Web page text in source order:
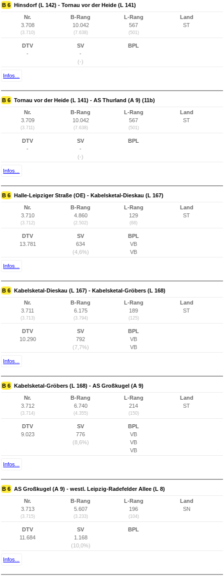
B 6 Hinsdorf (L 142) - Tornau vor der Heide (L 141)
Nr.
3.708
(3.710)
B-Rang
10.042
(7.638)
L-Rang
567
(501)
Land
ST
DTV
-
SV
-
(-)
BPL
Infos...
B 6 Tornau vor der Heide (L 141) - AS Thurland (A 9) (11b)
Nr.
3.709
(3.711)
B-Rang
10.042
(7.638)
L-Rang
567
(501)
Land
ST
DTV
-
SV
-
(-)
BPL
Infos...
B 6 Halle-Leipziger Straße (OE) - Kabelsketal-Dieskau (L 167)
Nr.
3.710
(3.712)
B-Rang
4.860
(2.502)
L-Rang
129
(68)
Land
ST
DTV
13.781
SV
634
(4,6%)
BPL
VB
VB
Infos...
B 6 Kabelsketal-Dieskau (L 167) - Kabelsketal-Gröbers (L 168)
Nr.
3.711
(3.713)
B-Rang
6.175
(3.794)
L-Rang
189
(125)
Land
ST
DTV
10.290
SV
792
(7,7%)
BPL
VB
VB
Infos...
B 6 Kabelsketal-Gröbers (L 168) - AS Großkugel (A 9)
Nr.
3.712
(3.714)
B-Rang
6.740
(4.355)
L-Rang
214
(150)
Land
ST
DTV
9.023
SV
776
(8,6%)
BPL
VB
VB
VB
Infos...
B 6 AS Großkugel (A 9) - westl. Leipzig-Radefelder Allee (L 8)
Nr.
3.713
(3.715)
B-Rang
5.607
(3.233)
L-Rang
196
(104)
Land
SN
DTV
11.684
SV
1.168
(10,0%)
BPL
Infos...